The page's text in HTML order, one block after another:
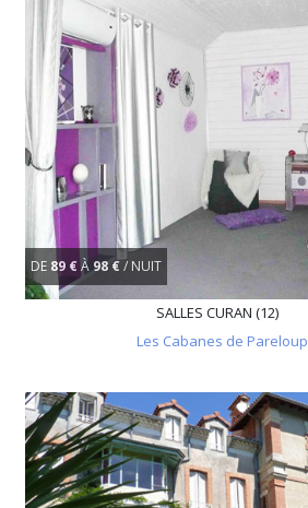
DE 89 €À98 €/ NUIT
SALLES CURAN (12)
Les Cabanes de Pareloup